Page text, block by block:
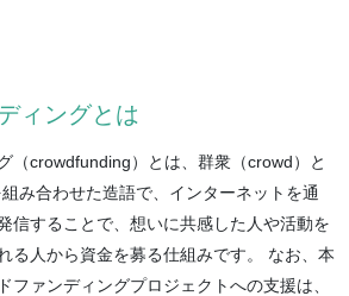
ィングとは
（crowdfunding）とは、群衆（crowd）と
み合わせた造語で、インターネットを通
信することで、想いに共感した人や活動を
る人から資金を募る仕組みです。 なお、本
ファンディングプロジェクトへの支援は、